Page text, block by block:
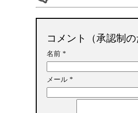
コメント（承認制
名前 *
メール *